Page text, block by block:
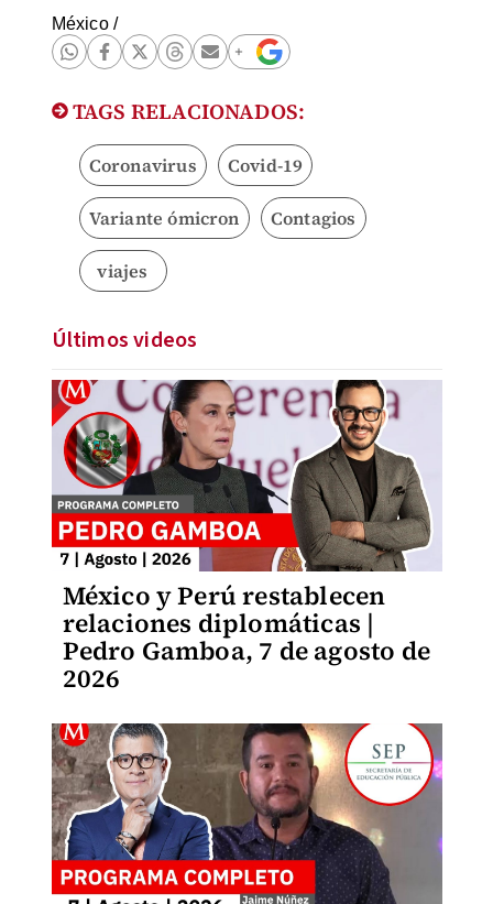
México/
TAGS RELACIONADOS:
Coronavirus Covid-19
Variante ómicron Contagios
viajes
Últimos videos
México y Perú restablecen
relaciones diplomáticas |
Pedro Gamboa, 7 de agosto de
2026